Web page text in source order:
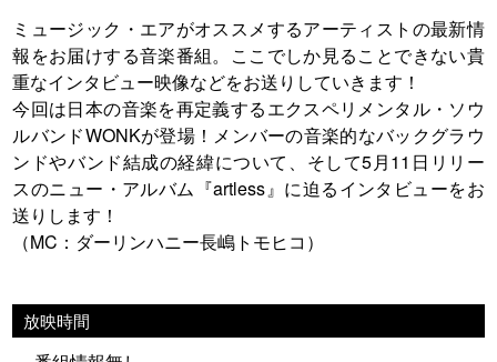
ミュージック・エアがオススメするアーティストの最新情
報をお届けする音楽番組。ここでしか見ることできない貴
重なインタビュー映像などをお送りしていきます！
今回は日本の音楽を再定義するエクスペリメンタル・ソウ
ルバンドWONKが登場！メンバーの音楽的なバックグラウ
ンドやバンド結成の経緯について、そして5月11日リリー
スのニュー・アルバム『artless』に迫るインタビューをお
送りします！
（MC：ダーリンハニー長嶋トモヒコ）
放映時間